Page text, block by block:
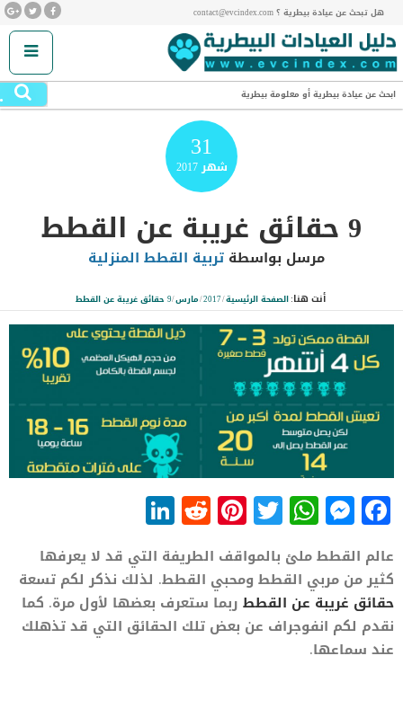
هل تبحث عن عيادة بيطرية ؟ contact@evcindex.com
ابحث عن عيادة بيطرية أو معلومة بيطرية
31
شهر2017
9 حقائق غريبة عن القطط
مرسل بواسطةتربية القطط المنزلية
أنت هنا:الصفحة الرئيسية/
2017
/مارس/9 حقائق غريبة عن القطط
Facebook
Messenger
WhatsApp
Twitter
Pinterest
Reddit
عالم القطط ملئ بالمواقف الطريفة التي قد لا يعرفها
كثير من مربي القطط ومحبي القطط. لذلك نذكر لكم تسعة
حقائق غريبة عن القطط ربما ستعرف بعضها لأول مرة. كما
نقدم لكم انفوجراف عن بعض تلك الحقائق التي قد تذهلك
عند سماعها.